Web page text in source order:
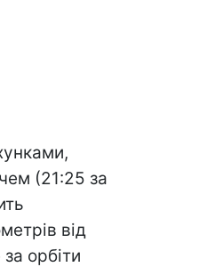
(21:25 за
від
орбіти